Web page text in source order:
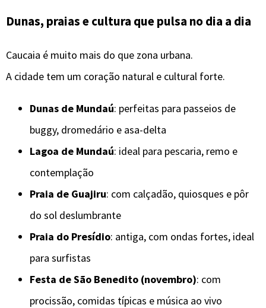
Dunas, praias e cultura que pulsa no dia a dia
Caucaia é muito mais do que zona urbana.
A cidade tem um coração natural e cultural forte.
Dunas de Mundaú: perfeitas para passeios de
buggy, dromedário e asa-delta
Lagoa de Mundaú: ideal para pescaria, remo e
contemplação
Praia de Guajiru: com calçadão, quiosques e pôr
do sol deslumbrante
Praia do Presídio: antiga, com ondas fortes, ideal
para surfistas
Festa de São Benedito (novembro): com
procissão, comidas típicas e música ao vivo